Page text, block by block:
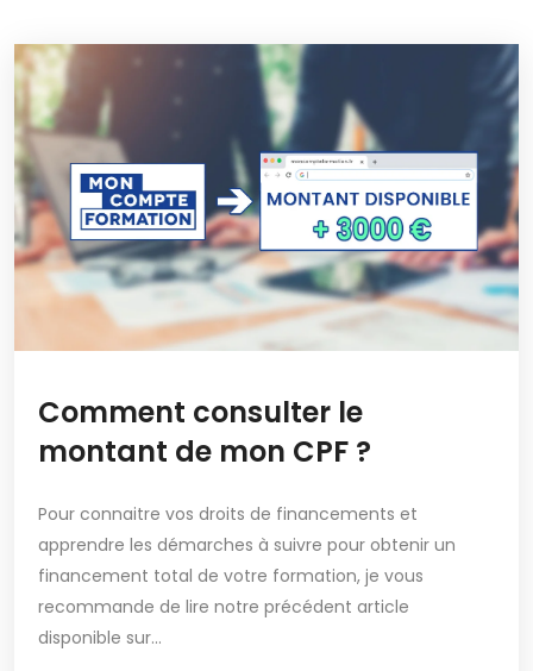
Comment consulter le
montant de mon CPF ?
Pour connaitre vos droits de financements et
apprendre les démarches à suivre pour obtenir un
financement total de votre formation, je vous
recommande de lire notre précédent article
disponible sur...